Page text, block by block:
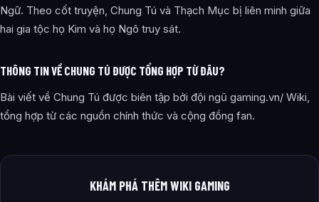
Ngữ. Theo cốt truyện, Chung Tú và Thạch Mục bị liên minh giữa
hai gia tộc họ Kim và họ Ngô truy sát.
THÔNG TIN VỀ CHUNG TÚ ĐƯỢC TỔNG HỢP TỪ ĐÂU?
Bài viết về Chung Tú được biên tập bởi đội ngũ gaming.vn/ Wiki,
tổng hợp từ các nguồn chính thức và cộng đồng fan.
KHÁM PHÁ THÊM WIKI GAMING